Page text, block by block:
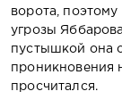
ворота,
угрозы
пустышкой она
проникновения
просчитался.